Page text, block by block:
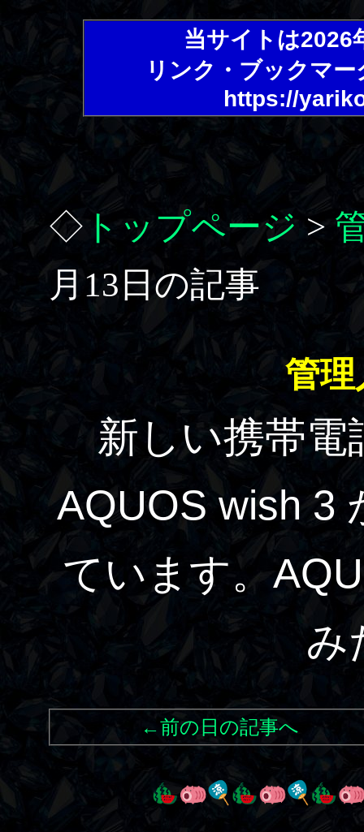
当サイトは2026
リンク・ブックマ
https://
◇ トップページ >
月13日の記事
管理
新しい携帯
AQUOS wish 3
ています。
み
←前の日の記事へ